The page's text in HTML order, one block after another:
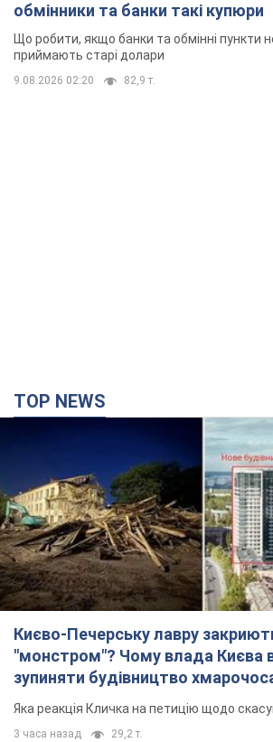
обмінники та банки такі купюри
Що робити, якщо банки та обмінні пункти
приймають старі долари
9.08.2026 02:20 82,9 т.
TOP NEWS
Києво-Печерську лавру
"монстром"? Чому влада Києва
зупиняти будівництво
"московського вірянина"
Яка реакція Кличка на петицію щодо
3 часа назад 29,2 т.